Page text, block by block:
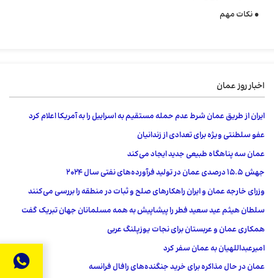
نکات مهم
اخبار روز عمان
ایران از طریق عمان شرط عدم حمله مستقیم به اسراییل را به آمریکا اعلام کرد
عفو ​​سلطنتی ویژه برای تعدادی از زندانیان
عمان سه پناهگاه طبیعی جدید ایجاد می‌کند
جهش 15.5 درصدی عمان در تولید فرآورده‌های نفتی سال ۲۰۲۴
وزرای خارجه عمان و ایران راهکارهای صلح و ثبات در منطقه را بررسی می‌کنند
سلطان هیثم عید سعید فطر را پیشاپیش به همه مسلمانان جهان تبریک گفت
همکاری عمان و عربستان برای نجات یوزپلنگ عربی
امیرعبداللهیان به عمان سفر کرد
عمان در حال مذاکره برای خرید جنگنده‌های رافال فرانسه